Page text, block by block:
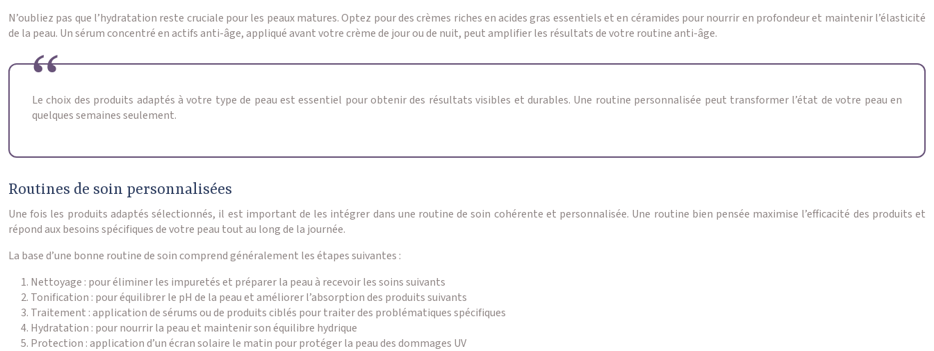
N’oubliez pas que l’hydratation reste cruciale pour les peaux matures. Optez pour des crèmes riches en acides gras essentiels et en céramides pour nourrir en profondeur et maintenir l’élasticité
de la peau. Un sérum concentré en actifs anti-âge, appliqué avant votre crème de jour ou de nuit, peut amplifier les résultats de votre routine anti-âge.
Le choix des produits adaptés à votre type de peau est essentiel pour obtenir des résultats visibles et durables. Une routine personnalisée peut transformer l’état de votre peau en
quelques semaines seulement.
Routines de soin personnalisées
Une fois les produits adaptés sélectionnés, il est important de les intégrer dans une routine de soin cohérente et personnalisée. Une routine bien pensée maximise l’efficacité des produits et
répond aux besoins spécifiques de votre peau tout au long de la journée.
La base d’une bonne routine de soin comprend généralement les étapes suivantes :
Nettoyage : pour éliminer les impuretés et préparer la peau à recevoir les soins suivants
Tonification : pour équilibrer le pH de la peau et améliorer l’absorption des produits suivants
Traitement : application de sérums ou de produits ciblés pour traiter des problématiques spécifiques
Hydratation : pour nourrir la peau et maintenir son équilibre hydrique
Protection : application d’un écran solaire le matin pour protéger la peau des dommages UV